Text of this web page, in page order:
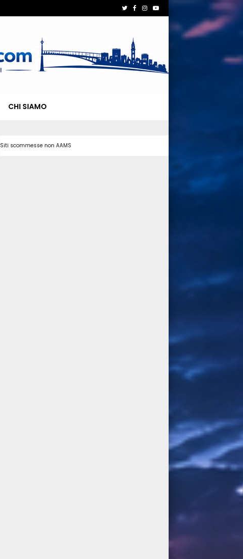
CHI SIAMO
Siti scommesse non AAMS